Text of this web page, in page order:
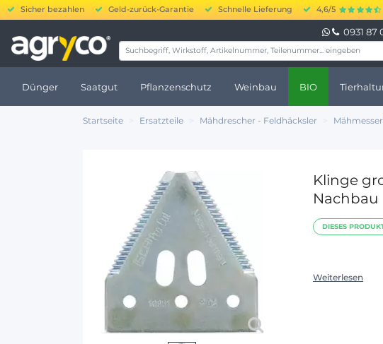
Sicher bezahlen Geld-zurück-Garantie Schnelle Lieferung 4,6/5
20.000 bis
0931 87
Dünger Saatgut Pflanzenschutz Weinbau BIO
Startseite Ersatzteile Mähdrescher - Feldhäcksler
Klinge
Nachbau
DIESES
Weiterlesen